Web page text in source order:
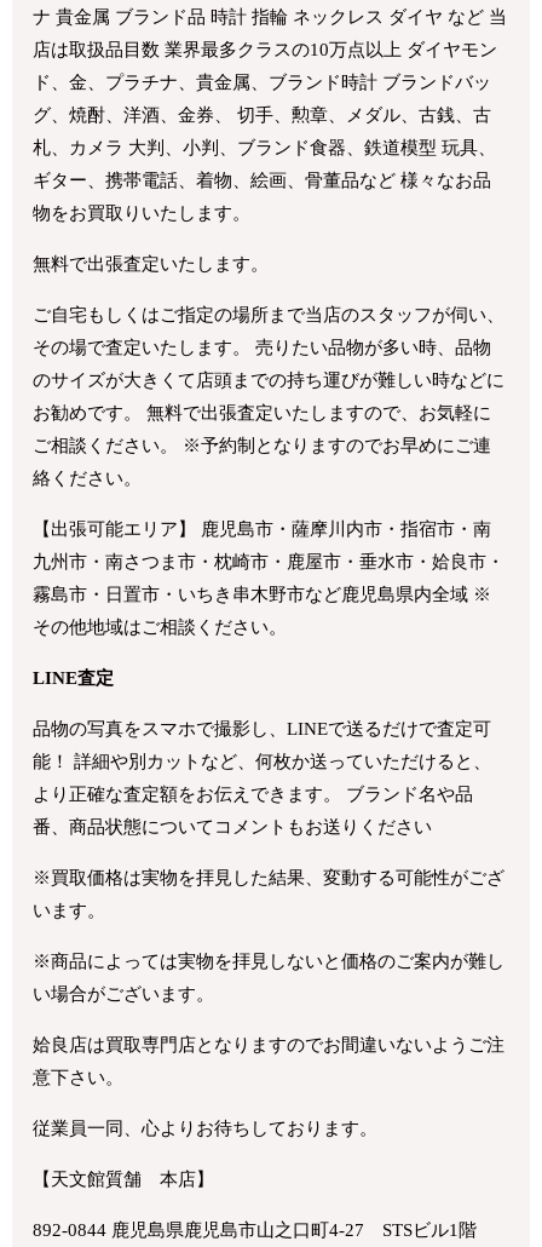
ナ 貴金属 ブランド品 時計 指輪 ネックレス ダイヤ など 当
店は取扱品目数 業界最多クラスの10万点以上 ダイヤモン
ド、金、プラチナ、貴金属、ブランド時計 ブランドバッ
グ、焼酎、洋酒、金券、 切手、勲章、メダル、古銭、古
札、カメラ 大判、小判、ブランド食器、鉄道模型 玩具、
ギター、携帯電話、着物、絵画、骨董品など 様々なお品
物をお買取りいたします。
無料で出張査定いたします。
ご自宅もしくはご指定の場所まで当店のスタッフが伺い、
その場で査定いたします。 売りたい品物が多い時、品物
のサイズが大きくて店頭までの持ち運びが難しい時などに
お勧めです。 無料で出張査定いたしますので、お気軽に
ご相談ください。 ※予約制となりますのでお早めにご連
絡ください。
【出張可能エリア】 鹿児島市・薩摩川内市・指宿市・南
九州市・南さつま市・枕崎市・鹿屋市・垂水市・姶良市・
霧島市・日置市・いちき串木野市など鹿児島県内全域 ※
その他地域はご相談ください。
LINE査定
品物の写真をスマホで撮影し、LINEで送るだけで査定可
能！ 詳細や別カットなど、何枚か送っていただけると、
より正確な査定額をお伝えできます。 ブランド名や品
番、商品状態についてコメントもお送りください
※買取価格は実物を拝見した結果、変動する可能性がござ
います。
※商品によっては実物を拝見しないと価格のご案内が難し
い場合がございます。
姶良店は買取専門店となりますのでお間違いないようご注
意下さい。
従業員一同、心よりお待ちしております。
【天文館質舗 本店】
892-0844 鹿児島県鹿児島市山之口町4-27 STSビル1階